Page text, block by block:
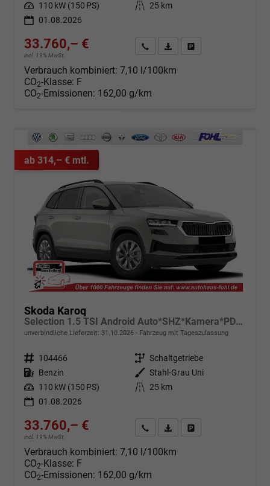
Leistung 110 kW (150 PS) Kilometerstand 25 km
01.08.2026
33.760,– €
incl. 19% MwSt.
Angebot anfordern
Fahrzeugexpose (PDF)
Verbrauch kombiniert: 7,10 l/100km
CO2-Klasse: F
CO2-Emissionen: 162,00 g/km
ab 314,– € mtl.
Skoda Karoq
Selection 1.5 TSI Android Auto*SHZ*Kamera*PDC v/h*Klimaauto*SUNSET*LED
unverbindliche Lieferzeit: 31.10.2026 Fahrzeug mit Tageszulassung
Fahrzeugnr. 104466 Getriebe Schaltgetriebe
Kraftstoff Benzin Außenfarbe Stahl-Grau Uni
Leistung 110 kW (150 PS) Kilometerstand 25 km
01.08.2026
33.760,– €
incl. 19% MwSt.
Angebot anfordern
Fahrzeugexpose (PDF)
Verbrauch kombiniert: 7,10 l/100km
CO2-Klasse: F
CO2-Emissionen: 162,00 g/km